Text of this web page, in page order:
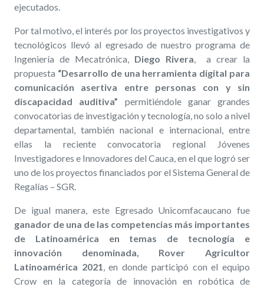
ejecutados.
Por tal motivo, el interés por los proyectos investigativos y
tecnológicos llevó al egresado de nuestro programa de
Ingeniería de Mecatrónica, Diego Rivera , a crear la
propuesta “Desarrollo de una herramienta digital para
comunicación asertiva entre personas con y sin
discapacidad auditiva” permitiéndole ganar grandes
convocatorias de investigación y tecnología, no solo a nivel
departamental, también nacional e internacional, entre
ellas la reciente convocatoria regional Jóvenes
Investigadores e Innovadores del Cauca, en el que logró ser
uno de los proyectos financiados por el Sistema General de
Regalías – SGR.
De igual manera, este Egresado Unicomfacaucano fue
ganador de una de las competencias más importantes
de Latinoamérica en temas de tecnología e
innovación denominada, Rover Agricultor
Latinoamérica 2021
, en donde participó con el equipo
Crow en la categoría de innovación en robótica de